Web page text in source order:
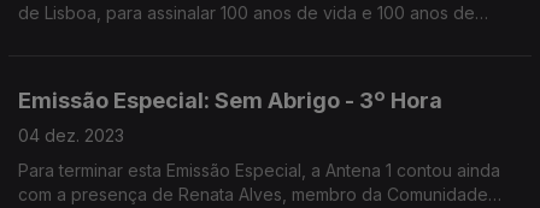
de Lisboa, para assinalar 100 anos de vida e 100 anos de
Emissão Especial: Sem Abrigo - 3º Hora
04 dez. 2023
Para terminar esta Emissão Especial, a Antena 1 contou ainda
com a presença de Renata Alves, membro da Comunidade